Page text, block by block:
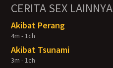
CERITA SEX LAINNYA
Akibat Perang
4m - 1ch
Akibat Tsunami
3m - 1ch